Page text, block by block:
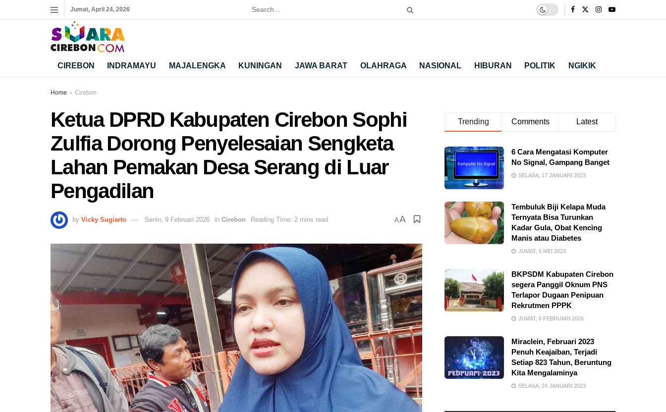
Jumat, April 24, 2026
CIREBON INDRAMAYU MAJALENGKA KUNINGAN JAWA BARAT OLAHRAGA NASIONAL HIBURAN POLITIK NGIKIK
Home Cirebon
Ketua DPRD Kabupaten Cirebon Sophi
Zulfia Dorong Penyelesaian Sengketa
Lahan Pemakan Desa Serang di Luar
Pengadilan
by Vicky Sugiarto Senin, 9 Februari 2026 in Cirebon Reading Time: 2 mins read AA
Trending Comments Latest
6 Cara Mengatasi Komputer
No Signal, Gampang Banget
SELASA, 17 JANUARI 2023
Tembuluk Biji Kelapa Muda
Ternyata Bisa Turunkan
Kadar Gula, Obat Kencing
Manis atau Diabetes
JUMAT, 5 MEI 2023
BKPSDM Kabupaten Cirebon
segera Panggil Oknum PNS
Terlapor Dugaan Penipuan
Rekrutmen PPPK
JUMAT, 6 FEBRUARI 2026
Miraclein, Februari 2023
Penuh Keajaiban, Terjadi
Setiap 823 Tahun, Beruntung
Kita Mengalaminya
SELASA, 24 JANUARI 2023